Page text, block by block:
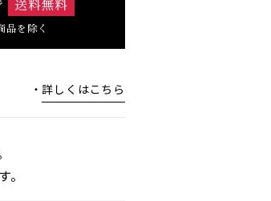
送料無料
を除く
詳しくはこちら